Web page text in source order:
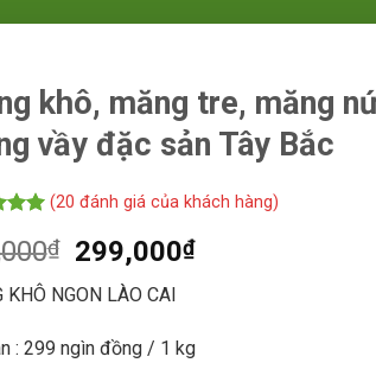
khô, măng tre, măng
vầy đặc sản Tây Bắc
(20 đánh giá của khách hàng)
₫
Giá
gốc
là:
450,000₫.
299,000₫Giá
là:
299,000₫.
KHÔ NGON LÀO CAI
: 299 ngìn đồng / 1 kg